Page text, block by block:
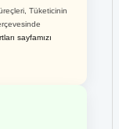
Tüketicinin
sayfamızı